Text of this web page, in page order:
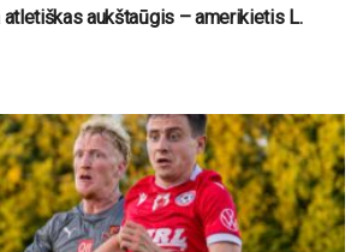
atletiškas aukštaūgis – amerikietis L.